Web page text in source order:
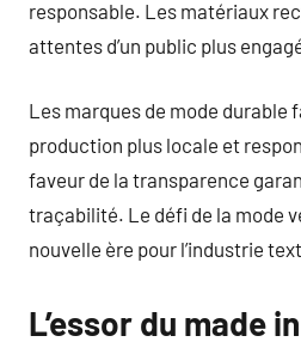
responsable. Les matériaux
attentes d’un public plus
Les marques de mode durable
production plus locale et
faveur de la transparence
traçabilité. Le défi de la mode
nouvelle ère pour l’industrie
L’essor du made